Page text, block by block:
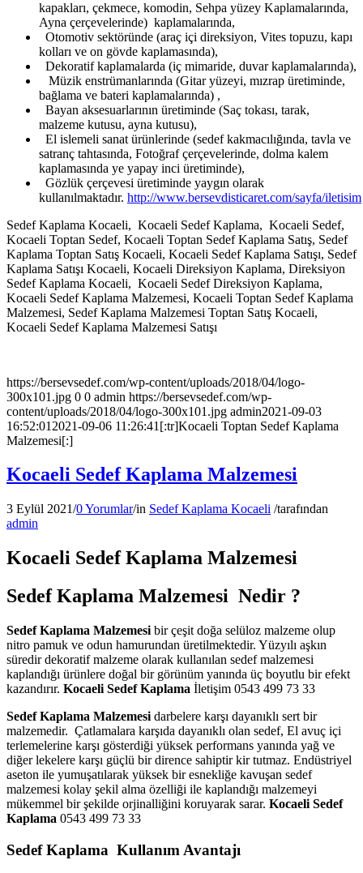
kapakları, çekmece, komodin, Sehpa yüzey Kaplamalarında,
Ayna çerçevelerinde) kaplamalarında,
Otomotiv sektöründe (araç içi direksiyon, Vites topuzu, kapı
kolları ve on gövde kaplamasında),
Dekoratif kaplamalarda (iç mimaride, duvar kaplamalarında),
Müzik enstrümanlarında (Gitar yüzeyi, mızrap üretiminde,
bağlama ve bateri kaplamalarında) ,
Bayan aksesuarlarının üretiminde (Saç tokası, tarak,
malzeme kutusu, ayna kutusu),
El islemeli sanat ürünlerinde (sedef kakmacılığında, tavla ve
satranç tahtasında, Fotoğraf çerçevelerinde, dolma kalem
kaplamasında ye yapay inci üretiminde),
Gözlük çerçevesi üretiminde yaygın olarak
kullanılmaktadır. http://www.bersevdisticaret.com/sayfa/iletisim
Sedef Kaplama Kocaeli, Kocaeli Sedef Kaplama, Kocaeli Sedef,
Kocaeli Toptan Sedef, Kocaeli Toptan Sedef Kaplama Satış, Sedef
Kaplama Toptan Satış Kocaeli, Kocaeli Sedef Kaplama Satışı, Sedef
Kaplama Satışı Kocaeli, Kocaeli Direksiyon Kaplama, Direksiyon
Sedef Kaplama Kocaeli, Kocaeli Sedef Direksiyon Kaplama,
Kocaeli Sedef Kaplama Malzemesi, Kocaeli Toptan Sedef Kaplama
Malzemesi, Sedef Kaplama Malzemesi Toptan Satış Kocaeli,
Kocaeli Sedef Kaplama Malzemesi Satışı
https://bersevsedef.com/wp-content/uploads/2018/04/logo-
300x101.jpg 0 0 admin https://bersevsedef.com/wp-
content/uploads/2018/04/logo-300x101.jpg admin2021-09-03
16:52:01 2021-09-06 11:26:41 [:tr]Kocaeli Toptan Sedef Kaplama
Malzemesi[:]
Kocaeli Sedef Kaplama Malzemesi
3 Eylül 2021/0 Yorumlar/in Sedef Kaplama Kocaeli /tarafından
admin
Kocaeli Sedef Kaplama Malzemesi
Sedef Kaplama Malzemesi Nedir ?
Sedef Kaplama Malzemesi bir çeşit doğa selüloz malzeme olup
nitro pamuk ve odun hamurundan üretilmektedir. Yüzyılı aşkın
süredir dekoratif malzeme olarak kullanılan sedef malzemesi
kaplandığı ürünlere doğal bir görünüm yanında üç boyutlu bir efekt
kazandırır. Kocaeli Sedef Kaplama İletişim 0543 499 73 33
Sedef Kaplama Malzemesi darbelere karşı dayanıklı sert bir
malzemedir. Çatlamalara karşıda dayanıklı olan sedef, El avuç içi
terlemelerine karşı gösterdiği yüksek performans yanında yağ ve
diğer lekelere karşı güçlü bir dirence sahiptir kir tutmaz. Endüstriyel
aseton ile yumuşatılarak yüksek bir esnekliğe kavuşan sedef
malzemesi kolay şekil alma özelliği ile kaplandığı malzemeyi
mükemmel bir şekilde orjinalliğini koruyarak sarar. Kocaeli Sedef
Kaplama 0543 499 73 33
Sedef Kaplama Kullanım Avantajı